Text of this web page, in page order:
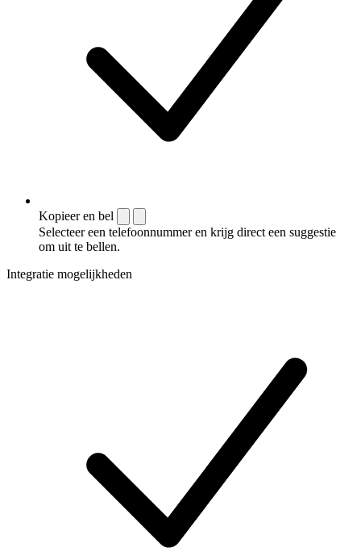
Kopieer en bel
Selecteer een telefoonnummer en krijg direct een suggestie
om uit te bellen.
Integratie mogelijkheden